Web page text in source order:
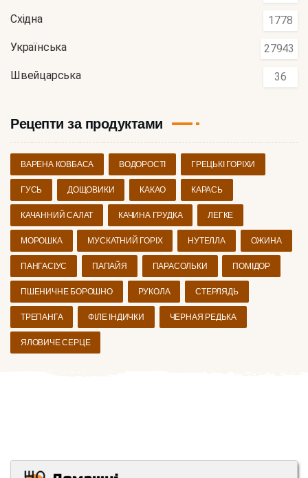
Східна 1778
Українська 27943
Швейцарська 36
Рецепти за продуктами
ВАРЕНА КОВБАСА ВОДОРОСТІ ГРЕЦЬКІ ГОРІХИ
ГУСЬ ДОЩОВИКИ КАКАО КАРАСЬ
КАЧАННИЙ САЛАТ КАЧИНА ГРУДКА ЛЕГКЕ
МОРОШКА МУСКАТНИЙ ГОРІХ НУТЕЛЛА ОЖИНА
ПАНГАСІУС ПАПАЙЯ ПАРАСОЛЬКИ ПОМІДОР
ПШЕНИЧНЕ БОРОШНО РУКОЛА СТЕРЛЯДЬ
ТРЕПАНГА ФІЛЕ ІНДИЧКИ ЧЕРНАЯ РЕДЬКА
ЯЛОВИЧЕ СЕРЦЕ